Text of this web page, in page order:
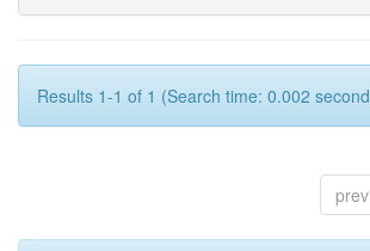
Results 1-1 of 1 (Search time: 0.002